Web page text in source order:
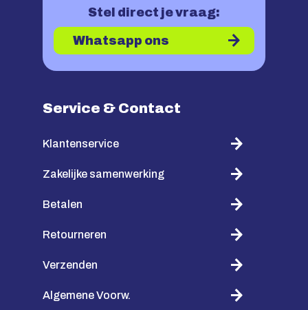
Stel direct je vraag:
Whatsapp ons
Service & Contact
Klantenservice
Zakelijke samenwerking
Betalen
Retourneren
Verzenden
Algemene Voorw.